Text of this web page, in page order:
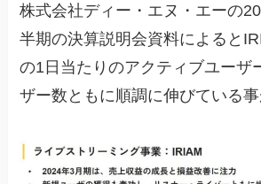
株式会社ディー・エヌ・エーの
半期の決算説明会資料によると
の1日当たりのアクティブユーザ
ザー数ともに順調に伸びている事